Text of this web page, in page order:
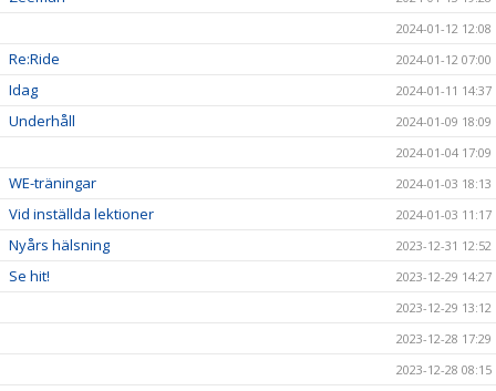
2024-01-12 12:08
Re:Ride 2024-01-12 07:00
Idag 2024-01-11 14:37
Underhåll
2024-01-09 18:09
2024-01-04 17:09
WE-träningar 2024-01-03 18:13
Vid inställda lektioner 2024-01-03 11:17
Nyårs hälsning 2023-12-31 12:52
Se hit!
2023-12-29 14:27
2023-12-29 13:12
2023-12-28 17:29
2023-12-28 08:15